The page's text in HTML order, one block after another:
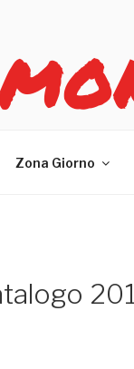
Zona Giorno